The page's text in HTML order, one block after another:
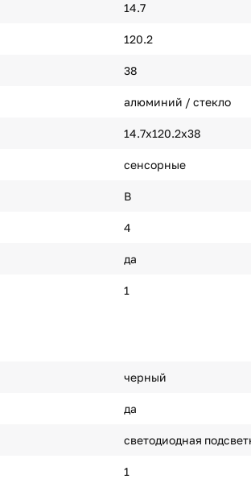
14.7
120.2
38
алюминий / стекло
14.7x120.2x38
сенсорные
B
4
да
1
черный
да
светодиодная
1